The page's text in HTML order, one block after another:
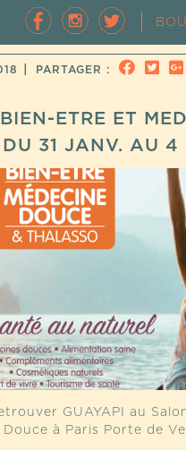
PARTAGER :
ETRE ET
DU 31 JANV. AU 4
GUAYAPI au
Douce à Paris Porte de